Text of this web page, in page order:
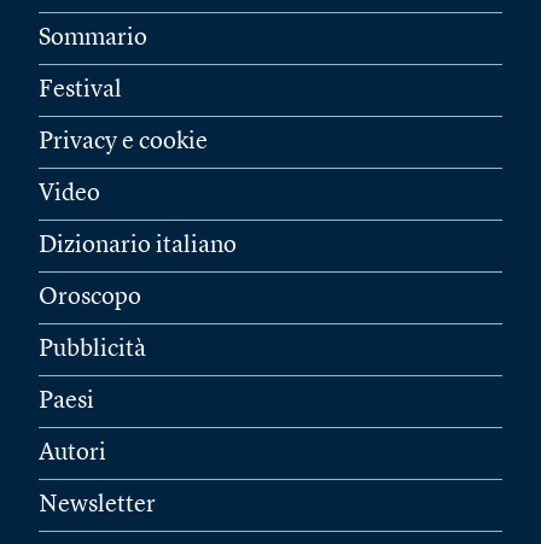
Sommario
Festival
Privacy e cookie
Video
Dizionario italiano
Oroscopo
Pubblicità
Paesi
Autori
Newsletter